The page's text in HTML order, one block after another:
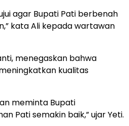
agar Bupati Pati berbenah
kata Ali kepada wartawan
menegaskan bahwa
kualitas
meminta Bupati
Pati semakin baik,” ujar Yeti.